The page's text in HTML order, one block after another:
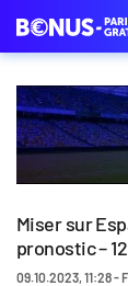
Miser sur
pronostic –
09.10.2023,11:28-